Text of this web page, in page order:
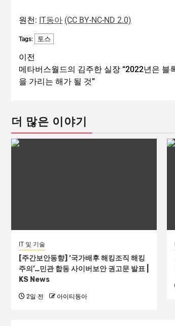
원천: IT동아 (CC BY-NC-ND 2.0)
Tags: 토스
이전
메타버스월드의 김주한 실장 “2022년은 블
을 가리는 해가 될 것”
더 많은 이야기
IT 및 기술
[주간보안동향] ‘국가배후 해킹조직 해킹
주의’…민관 합동 사이버보안 권고문 발표 |
KS News
2일 전 아이티동아